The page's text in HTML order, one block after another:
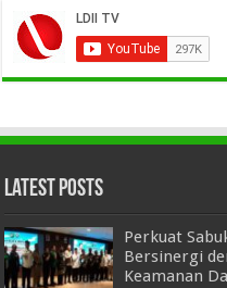
Latest Posts
Perkuat
Bersinergi
Keamanan